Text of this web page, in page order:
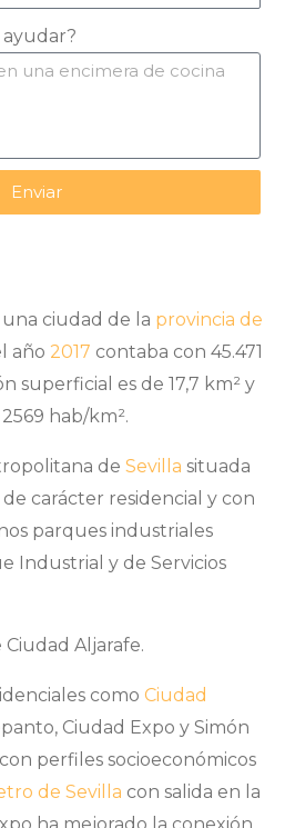
Enviar
una ciudad de la provincia de
año 2017 contaba con 45.471
superficial es de 17,7 km² y
hab/km².
de Sevilla situada
de carácter residencial y con
parques industriales
Industrial y de Servicios
Aljarafe.
como Ciudad
Ciudad Expo y Simón
perfiles socioeconómicos
de Sevilla con salida en la